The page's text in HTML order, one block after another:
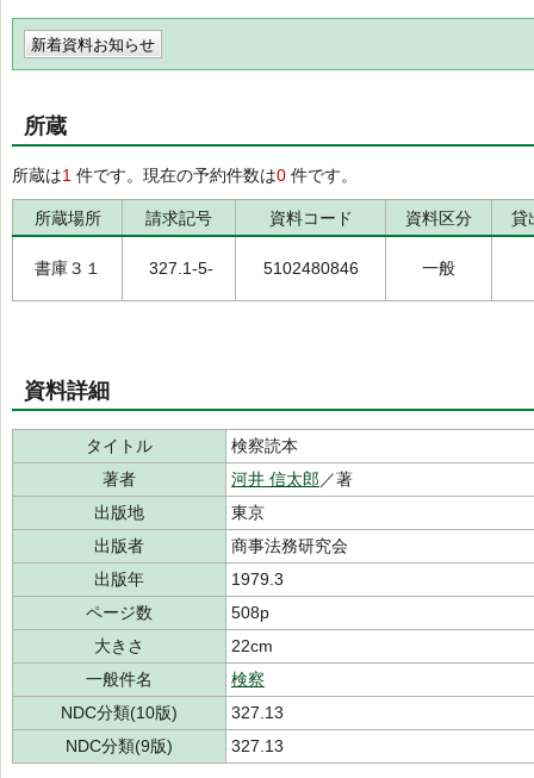
新着資料お知らせ
所蔵
所蔵は1 件です。現在の予約件数は0 件です。
所蔵場所 請求記号 資料コード 資料区分 貸
書庫３１ 327.1-5- 5102480846 一般
資料詳細
タイトル
検察読本
著者
河井 信太郎 ／著
出版地
東京
出版者
商事法務研究会
出版年
1979.3
ページ数
508p
大きさ
22cm
一般件名
検察
NDC分類(10版)
327.13
NDC分類(9版)
327.13